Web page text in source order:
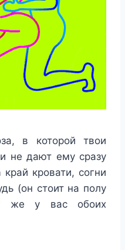
в которой твои
не дают ему сразу
кровати, согни
(он стоит на полу
же у вас обоих